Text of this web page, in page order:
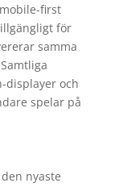
first
för
samma
displayer och
spelar på
nyaste